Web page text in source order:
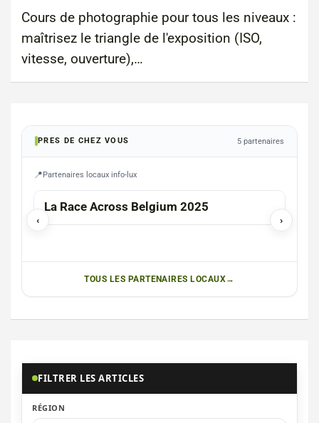
Cours de photographie pour tous les niveaux :
maîtrisez le triangle de l'exposition (ISO,
vitesse, ouverture),…
PRES DE CHEZ VOUS 5 partenaires
Partenaires locaux info-lux
‹ ›
La Race Across Belgium 2025
TOUS LES PARTENAIRES LOCAUX
FILTRER LES ARTICLES
RÉGION